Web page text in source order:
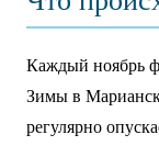
Каждый ноябрь
Зимы в
регулярно